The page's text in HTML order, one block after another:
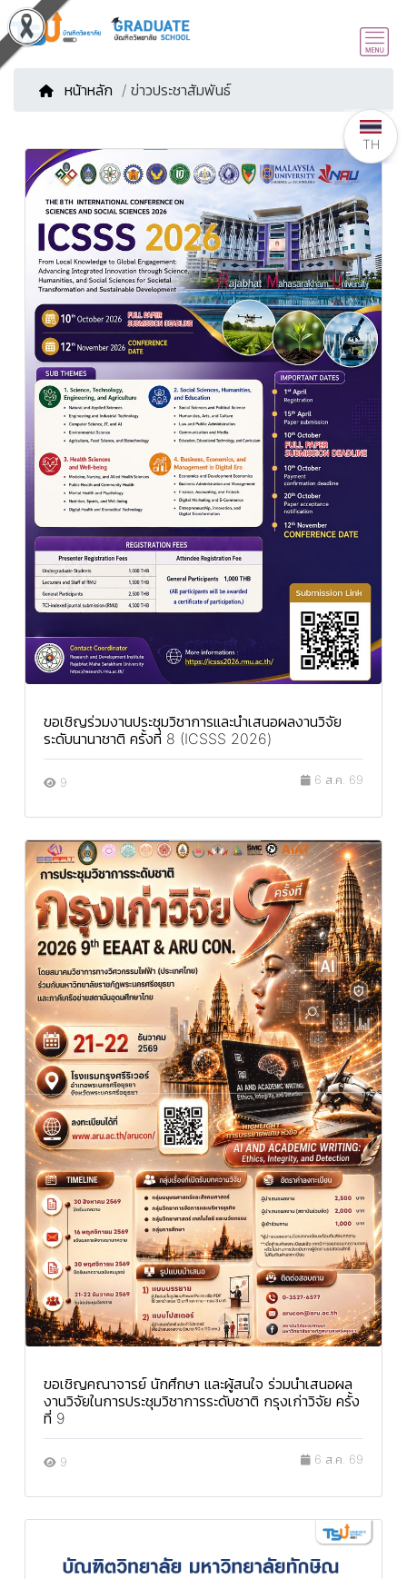
หน้าหลัก / ข่าวประชาสัมพันธ์
ขอเชิญร่วมงานประชุมวิชาการและนำเสนอผลงานวิจัย
ระดับนานาชาติ ครั้งที่ 8 (ICSSS 2026)
9 6 ส.ค. 69
ขอเชิญคณาจารย์ นักศึกษา และผู้สนใจ ร่วมนำเสนอผล
งานวิจัยในการประชุมวิชาการระดับชาติ กรุงเก่าวิจัย ครั้ง
ที่ 9
9 6 ส.ค. 69
TH